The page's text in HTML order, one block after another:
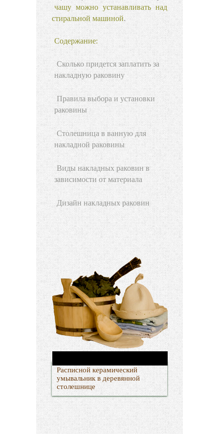
чашу можно устанавливать над
стиральной машиной.
Содержание:
Сколько придется заплатить за
накладную раковину
Правила выбора и установки
раковины
Столешница в ванную для
накладной раковины
Виды накладных раковин в
зависимости от материала
Дизайн накладных раковин
Расписной керамический
умывальник в деревянной
столешнице